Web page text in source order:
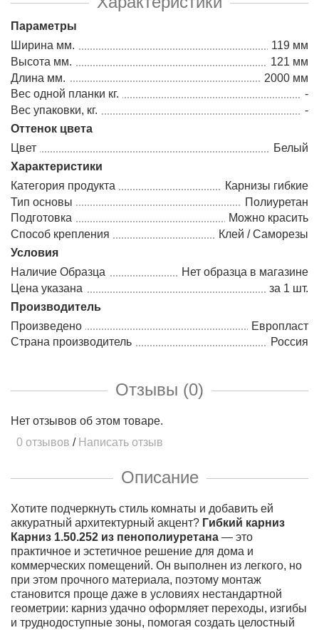
Параметры
Ширина мм.
119 мм
Высота мм.
121 мм
Длина мм.
2000 мм
Вес одной планки кг.
-
Вес упаковки, кг.
-
Оттенок цвета
Цвет
Белый
Характеристики
Категория продукта
Карнизы гибкие
Тип основы
Полиуретан
Подготовка
Можно красить
Способ крепления
Клей / Саморезы
Условия
Наличие Образца
Нет образца в магазине
Цена указана
за 1 шт.
Производитель
Произведено
Европласт
Страна производитель
Россия
Отзывы (0)
Нет отзывов об этом товаре.
0 отзывов / Написать отзыв
Описание
Хотите подчеркнуть стиль комнаты и добавить ей
аккуратный архитектурный акцент? Гибкий карниз
Карниз 1.50.252 из пенополиуретана — это
практичное и эстетичное решение для дома и
коммерческих помещений. Он выполнен из легкого, но
при этом прочного материала, поэтому монтаж
становится проще даже в условиях нестандартной
геометрии: карниз удачно оформляет переходы, изгибы
и труднодоступные зоны, помогая создать целостный